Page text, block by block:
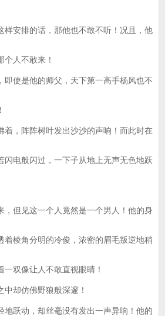
安排的话，那他也不敢不听！况且，他
人不敢来！
使是他的师父，天下第一高手杨风也不
，阵阵树叶发出沙沙的声响！而此时在
闪电般闪过，一下子从地上无声无色地跃
但见这一个人竟然是一个男人！他的身
着棱角分明的冷俊，浓密的眉毛叛逆地稍
双像让人不敢直视眼睛！
却仿佛野狼般深邃！
跃动，却丝毫没有发出一声异响！他的